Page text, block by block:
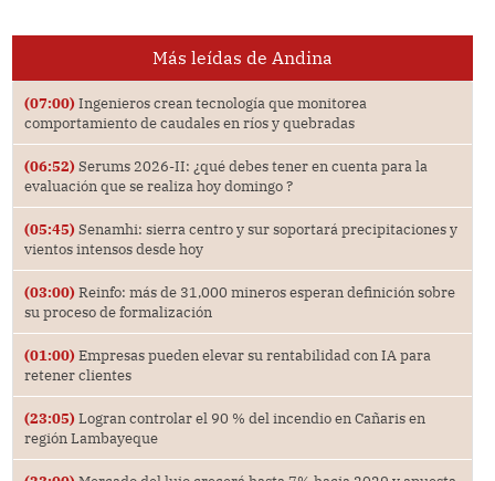
Más leídas de Andina
(07:00) Ingenieros crean tecnología que monitorea
comportamiento de caudales en ríos y quebradas
(06:52) Serums 2026-II: ¿qué debes tener en cuenta para la
evaluación que se realiza hoy domingo ?
(05:45) Senamhi: sierra centro y sur soportará precipitaciones y
vientos intensos desde hoy
(03:00) Reinfo: más de 31,000 mineros esperan definición sobre
su proceso de formalización
(01:00) Empresas pueden elevar su rentabilidad con IA para
retener clientes
(23:05) Logran controlar el 90 % del incendio en Cañaris en
región Lambayeque